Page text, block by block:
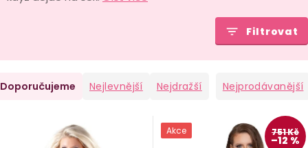
Filtrovat
Doporučujeme Nejlevnější Nejdražší Nejprodávanější
Akce 751 Kč
–12 %